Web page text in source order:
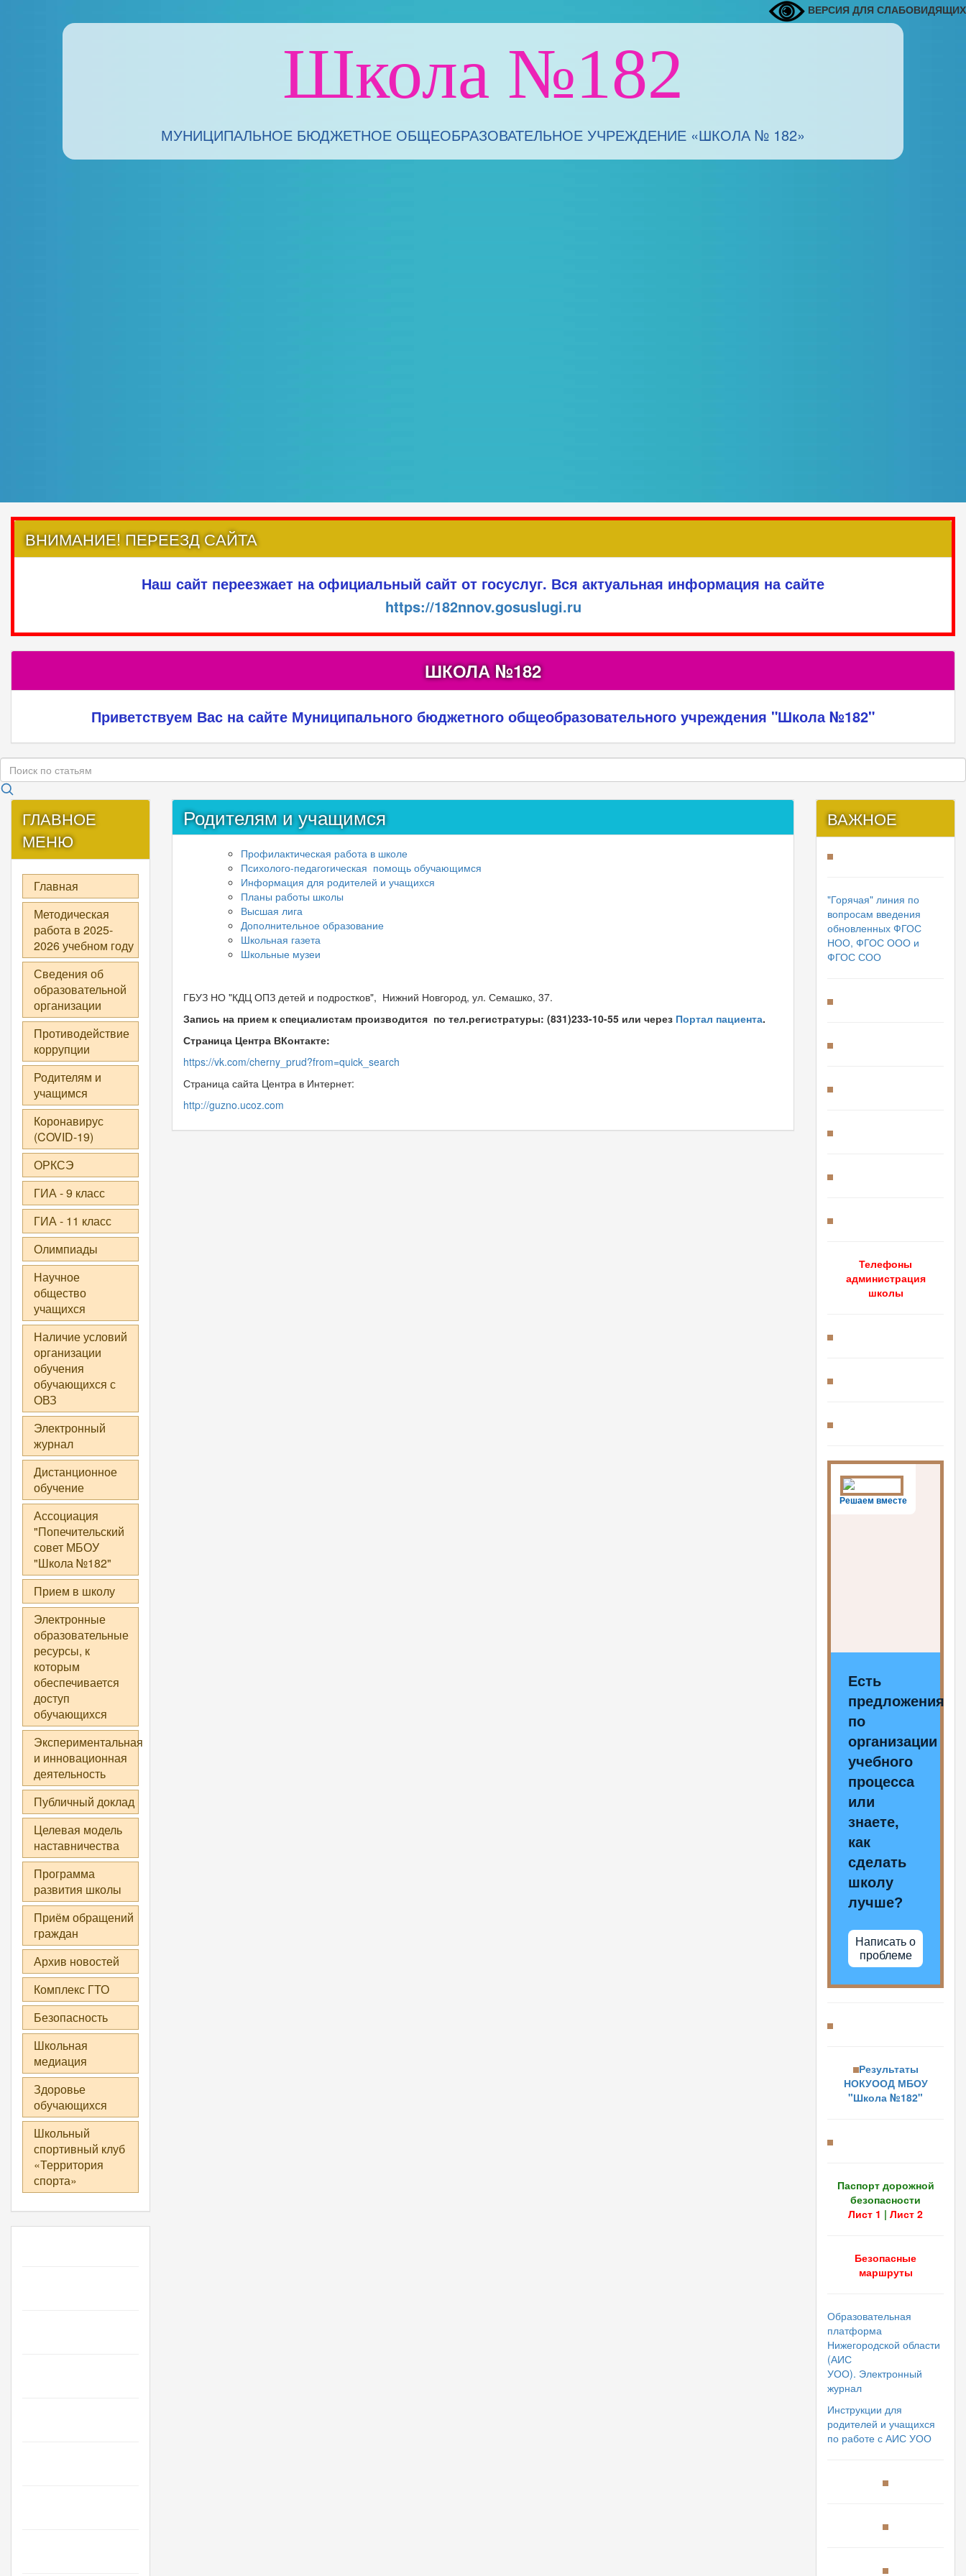
ВЕРСИЯ ДЛЯ СЛАБОВИДЯЩИХ
Школа №182
МУНИЦИПАЛЬНОЕ БЮДЖЕТНОЕ ОБЩЕОБРАЗОВАТЕЛЬНОЕ УЧРЕЖДЕНИЕ «ШКОЛА № 182»
ВНИМАНИЕ! ПЕРЕЕЗД САЙТА
Наш сайт переезжает на официальный сайт от госуслуг. Вся актуальная информация на сайте
https://182nnov.gosuslugi.ru
ШКОЛА №182
Приветствуем Вас на сайте Муниципального бюджетного общеобразовательного учреждения "Школа №182"
ГЛАВНОЕ
МЕНЮ
Главная
Методическая
работа в 2025-
2026 учебном году
Сведения об
образовательной
организации
Противодействие
коррупции
Родителям и
учащимся
Коронавирус
(COVID-19)
ОРКСЭ
ГИА - 9 класс
ГИА - 11 класс
Олимпиады
Научное
общество
учащихся
Наличие условий
организации
обучения
обучающихся с
ОВЗ
Электронный
журнал
Дистанционное
обучение
Ассоциация
"Попечительский
совет МБОУ
"Школа №182"
Прием в школу
Электронные
образовательные
ресурсы, к
которым
обеспечивается
доступ
обучающихся
Экспериментальная
и инновационная
деятельность
Публичный доклад
Целевая модель
наставничества
Программа
развития школы
Приём обращений
граждан
Архив новостей
Комплекс ГТО
Безопасность
Школьная
медиация
Здоровье
обучающихся
Школьный
спортивный клуб
«Территория
спорта»
Родителям и учащимся
Профилактическая работа в школе
Психолого-педагогическая помощь обучающимся
Информация для родителей и учащихся
Планы работы школы
Высшая лига
Дополнительное образование
Школьная газета
Школьные музеи
ГБУЗ НО "КДЦ ОПЗ детей и подростков", Нижний Новгород, ул. Семашко, 37.
Запись на прием к специалистам производится по тел.регистратуры: (831)233-10-55 или через Портал пациента.
Страница Центра ВКонтакте:
https://vk.com/cherny_prud?from=quick_search
Страница сайта Центра в Интернет:
http://guzno.ucoz.com
ВАЖНОЕ
"Горячая" линия по
вопросам введения
обновленных ФГОС
НОО, ФГОС ООО и
ФГОС СОО
Телефоны
администрация
школы
Решаем вместе
Есть
предложения
по
организации
учебного
процесса
или
знаете,
как
сделать
школу
лучше?
Написать о
проблеме
Результаты
НОКУООД МБОУ
"Школа №182"
Паспорт дорожной
безопасности
Лист 1 | Лист 2
Безопасные
маршруты
Образовательная
платформа
Нижегородской области
(АИС
УОО). Электронный
журнал
Инструкции для
родителей и учащихся
по работе с АИС УОО